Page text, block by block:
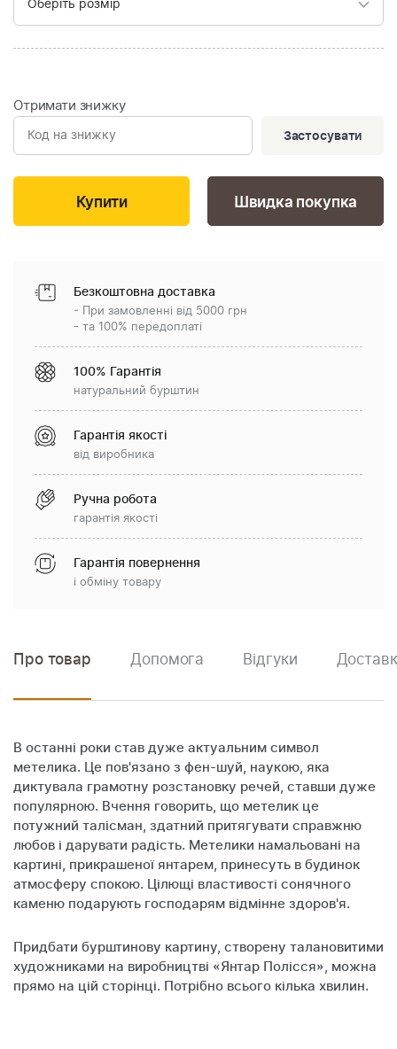
Отримати знижку
Застосувати
Швидка покупка
Безкоштовна доставка
- При замовленні від 5000 грн
- та 100% передоплаті
100% Гарантія
натуральний бурштин
Гарантія якості
від виробника
Ручна робота
гарантія якості
Гарантія повернення
і обміну товару
Про товар Допомога Відгуки
В останні роки став дуже актуальним символ
метелика. Це пов'язано з фен-шуй, наукою, яка
диктувала грамотну розстановку речей, ставши дуже
популярною. Вчення говорить, що метелик це
потужний талісман, здатний притягувати справжню
любов і дарувати радість. Метелики намальовані на
картині, прикрашеної янтарем, принесуть в будинок
атмосферу спокою. Цілющі властивості сонячного
каменю подарують господарям відмінне здоров'я.
Придбати бурштинову картину, створену талановитими
художниками на виробництві «Янтар Полісся», можна
прямо на цій сторінці. Потрібно всього кілька хвилин.